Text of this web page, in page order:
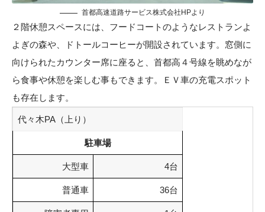
首都高速道路サービス株式会社HPより
２階休憩スペースには、フードコートのようなレストランよ
よぎの森や、ドトールコーヒーが開設されています。窓側に
向けられたカウンター席に座ると、首都高４号線を眺めなが
ら食事や休憩を楽しむ事もできます。ＥＶ車の充電スポット
も存在します。
代々木PA（上り）
駐車場
大型車 4台
普通車 36台